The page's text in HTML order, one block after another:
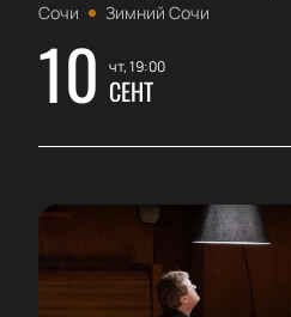
Сочи Зимний Сочи
10 чт, 19:00
СЕНТ